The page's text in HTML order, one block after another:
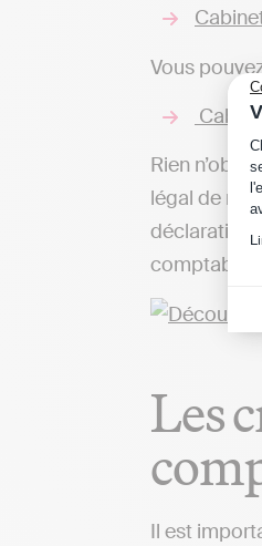
Vous
Rien
légal de
comptable,
Les
Il est